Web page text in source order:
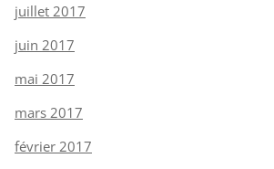
juillet 2017
juin 2017
mai 2017
mars 2017
février 2017